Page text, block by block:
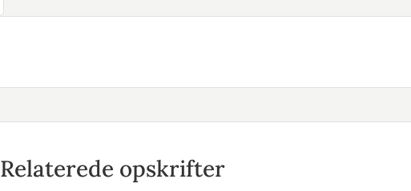
Relaterede opskrifter